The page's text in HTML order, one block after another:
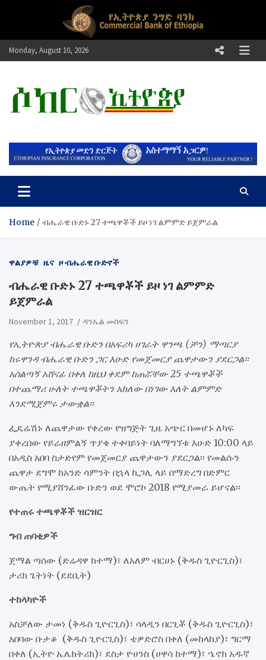
Monday, August 10, 2026
ሶከር ኢትዮጵያ
Home ​ብሔራዊ ቡድኑ 27 ተጫዋቾች ይዞ ነገ ልምምድ ይጀምራል
ዋልያዎቹ ዜና ዞ ብሔራዊ ቡድኖች
​ብሔራዊ ቡድኑ 27 ተጫዋቾች ይዞ ነገ ልምምድ
ይጀምራል
November 1, 2017 ዳንኤል መስፍን
የኢትዮጵያ ብሔራዊ ቡድን በአፍሪካ ሀገራት ዋንጫ (ቻን) ማጣርያ
ከሩዋንዳ ብሔራዊ ቡድን ጋር እሁድ የመጀመርያ ጨዋታውን ያደርጋል፡፡
አሰልጣኝ አሸናፊ በቀለ ከዚህ ቀደም ከጠሯቸው 25 ተጫዋቾች
በተጨማሪ ሁለት ተጫዋቾትን አክለው በነገው እለት ልምምድ
እንደሚጀምሩ ታውቋል፡፡
ፌዴሬሽኑ ለጨዋታው የቀረው የዝግጅት ጊዜ አጭር በመሆኑ ለካፍ
ያቀረበው የይራዘምልኝ ጥያቄ ተቀባይነት ባለማግኘቱ እሁድ 10:00 ላይ
በአዲስ አበባ ስታድየም የመጀመርያ ጨዋታውን ያደርጋል፡፡ የመልሱን
ጨዋታ ደግሞ ከአንድ ሳምንት በኋላ ኪጋሊ ላይ በማድረግ በድምር
ውጤት የሚያሸንፈው ቡድን ወደ ሞሮኮ 2018 የሚያመራ ይሆናል፡፡
የተጠሩ ተጫዋቾች ዝርዝር
ግብ ጠባቂዎች
ጀማል ጣሰው (ድሬዳዋ ከተማ)፣ ለአለም ብርሀኑ (ቅዱስ ጊዮርጊስ)፣
ታሪክ ጌትነት (ደደቢት)
ተከላካዮች
አስቻለው ታመነ (ቅዱስ ጊዮርጊስ)፣ ሳላዲን በርጊቾ (ቅዱስ ጊዮርጊስ)፣
አበባው ቡታቆ (ቅዱስ ጊዮርጊስ)፣ ቴዎድሮስ በቀለ (መከላከያ)፣ ግርማ
በቀለ (ኢትዮ ኤሌክትሪክ)፣ ደስታ ዮሀንስ (ሀዋሳ ከተማ)፣ ኄኖክ አዱኛ